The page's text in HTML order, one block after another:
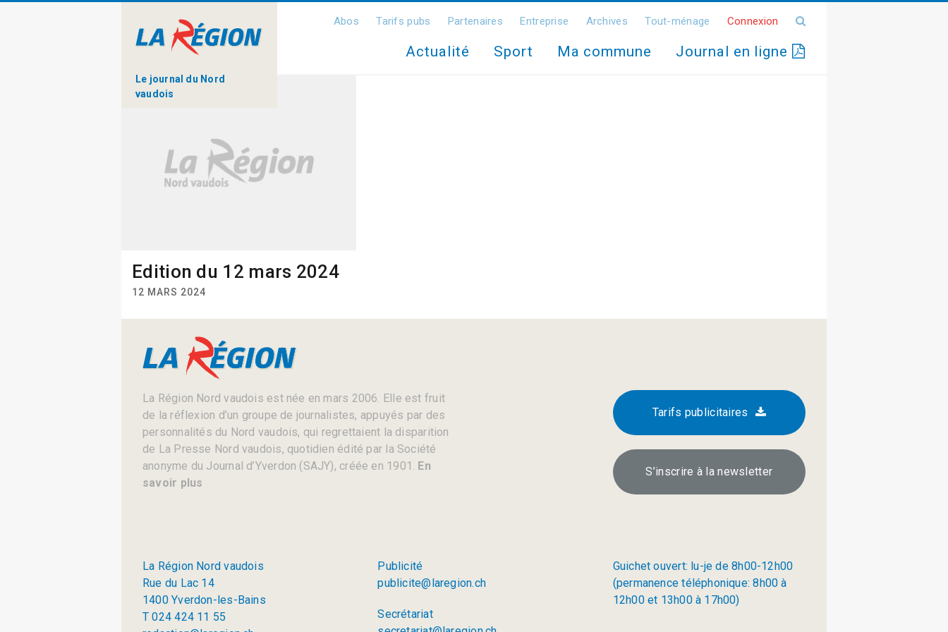
Le journal du Nord
vaudois
Abos Tarifs pubs Partenaires Entreprise Archives Tout-ménage Connexion
Actualité Sport Ma commune Journal en ligne
Edition du 12 mars 2024
12 MARS 2024
La Région Nord vaudois est née en mars 2006. Elle est fruit
de la réflexion d’un groupe de journalistes, appuyés par des
personnalités du Nord vaudois, qui regrettaient la disparition
de La Presse Nord vaudois, quotidien édité par la Société
anonyme du Journal d’Yverdon (SAJY), créée en 1901. En
savoir plus
Tarifs publicitaires
S’inscrire à la newsletter
La Région Nord vaudois
Rue du Lac 14
1400 Yverdon-les-Bains
T 024 424 11 55
Publicité
publicite@laregion.ch
Secrétariat
Guichet ouvert: lu-je de 8h00-12h00
(permanence téléphonique: 8h00 à
12h00 et 13h00 à 17h00)